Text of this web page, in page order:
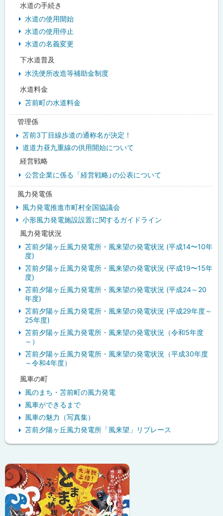
水道の手続き
水道の使用開始
水道の使用停止
水道の名義変更
下水道普及
水洗便所改造等補助金制度
水道料金
苫前町の水道料金
管理係
苫前3丁目線歩道の通称名が決定！
道道力昼九重線の供用開始について
経営戦略
公営企業に係る「経営戦略」の公表について
風力発電係
風力発電推進市町村全国協議会
小形風力発電施設設置に関するガイドライン
風力発電状況
苫前夕陽ヶ丘風力発電所・風来望の発電状況 (平成14〜10年
度)
苫前夕陽ヶ丘風力発電所・風来望の発電状況 (平成19〜15年
度)
苫前夕陽ヶ丘風力発電所・風来望の発電状況 (平成24～20
年度)
苫前夕陽ヶ丘風力発電所・風来望の発電状況 (平成29年度～
25年度)
苫前夕陽ヶ丘風力発電所・風来望の発電状況（令和5年度
～）
苫前夕陽ヶ丘風力発電所・風来望の発電状況（平成30年度
～令和4年度）
風車の町
風のまち・苫前町の風力発電
風車ができるまで
風車の魅力（写真集）
苫前夕陽ヶ丘風力発電所「風来望」リプレース
ッ
ク
ア